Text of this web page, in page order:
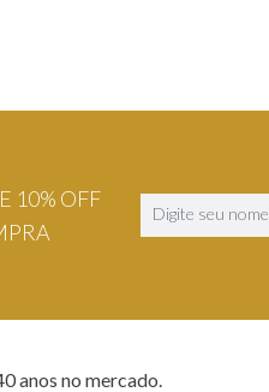
10% OFF
anos no mercado.